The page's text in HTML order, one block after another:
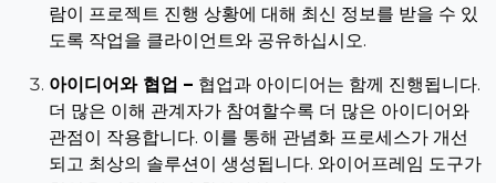
람이 프로젝트 진행 상황에 대해 최신 정보를 받을 수 있
도록 작업을 클라이언트와 공유하십시오.
아이디어와 협업 – 협업과 아이디어는 함께 진행됩니다.
더 많은 이해 관계자가 참여할수록 더 많은 아이디어와
관점이 작용합니다. 이를 통해 관념화 프로세스가 개선
되고 최상의 솔루션이 생성됩니다. 와이어프레임 도구가